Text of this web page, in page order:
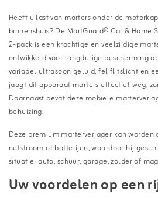
Heeft u last van marters onder de
binnenshuis? De MartGuard® Car & Home
2-pack is een krachtige en veelzijdige
ontwikkeld voor langdurige bescherming
variabel ultrasoon geluid, fel flitslicht en
jaagt dit apparaat marters effectief weg,
Daarnaast bevat deze mobiele
behuizing.
Deze premium marterverjager kan
netstroom of batterijen, waardoor hij
situatie: auto, schuur, garage, zolder of
Uw voordelen op een